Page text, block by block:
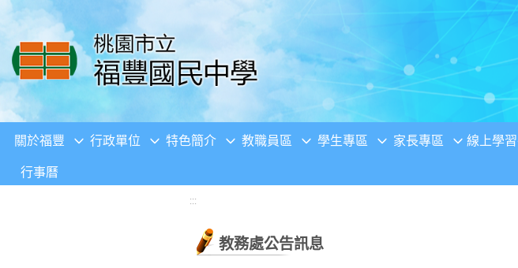
移至網頁之主要內容區位置
關於福豐 行政單位 特色簡介 教職員區 學生專區 家長專區 線上學
行事曆
:::
教務處公告訊息